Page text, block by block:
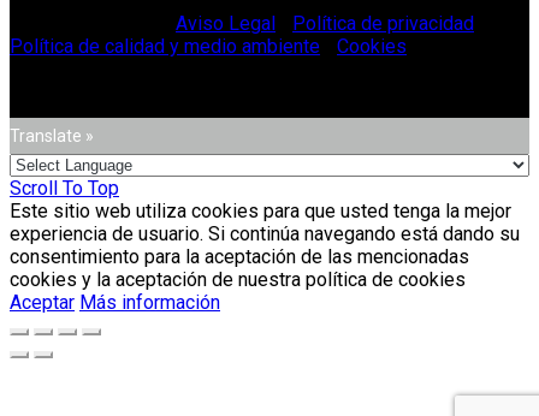
Aviso Legal Política de privacidad
Política de calidad y medio ambiente
Cookies
Translate »
Scroll To Top
Este sitio web utiliza cookies para que usted tenga la mejor
experiencia de usuario. Si continúa navegando está dando su
consentimiento para la aceptación de las mencionadas
cookies y la aceptación de nuestra política de cookies
Aceptar Más información